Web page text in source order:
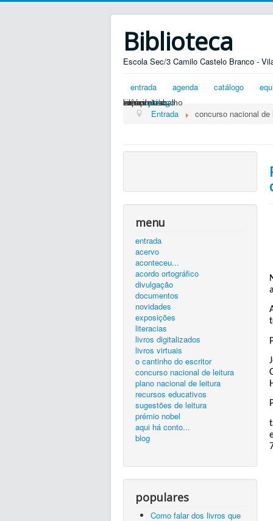
Biblioteca
Escola Sec/3 Camilo Castelo Branco -
entrada agenda catálogo
silêncio...
ler é preciso...
exposições...
livroscatálogo
zona de trabalho
Entrada concurso nacional de
menu
entrada
acervo
aconteceu...
acordo ortográfico
divulgação
documentos
novidades
exposições
literacias
livros digitalizados
livros virtuais
o cantinho do escritor
concurso nacional de leitura
plano nacional de leitura
recursos educativos
sugestões de leitura
prémio nobel
aqui há conto...
blog
populares
Como falar dos livros que